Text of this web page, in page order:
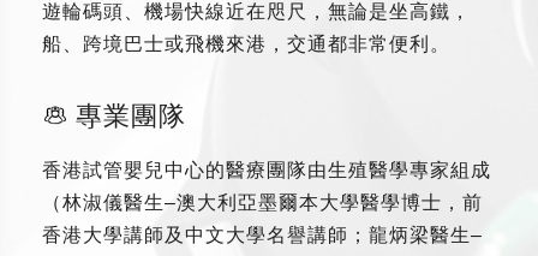
遊輪碼頭、機場快線近在咫尺，無論是坐高鐵，
船、跨境巴士或飛機來港，交通都非常便利。
專業團隊
香港試管嬰兒中心的醫療團隊由生殖醫學專家組成
（林淑儀醫生–澳大利亞墨爾本大學醫學博士，前
香港大學講師及中文大學名譽講師；龍炳梁醫生–